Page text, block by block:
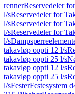
rennerReservedeler
l/sReservedeler for
l/sReservedeler for
l/sReservedeler for
l/s
takavløp oppti 12 l/s
takavløp oppti 25 l/s
takavløp oppti 12 l/s
takavløp oppti 25 l/s
l/sFesterFestesystem